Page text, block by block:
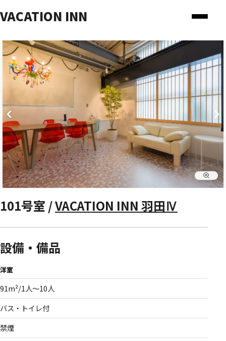
VACATION INN
101号室 /VACATION INN 羽田Ⅳ
設備・備品
洋室
91m²/1人〜10人
バス・トイレ付
禁煙